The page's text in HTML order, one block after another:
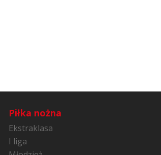
Piłka nożna
Ekstraklasa
I liga